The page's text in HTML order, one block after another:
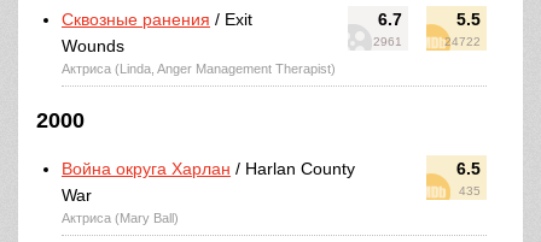
6.7
2961
5.5
24722
Сквозные ранения / Exit
Wounds
Актриса (Linda, Anger Management Therapist)
2000
6.5
435
Война округа Харлан / Harlan County
War
Актриса (Mary Ball)